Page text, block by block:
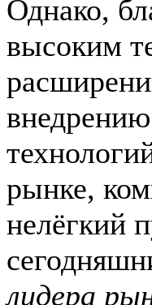
Однако,
высоким
рынке,
нелёгкий
лидера